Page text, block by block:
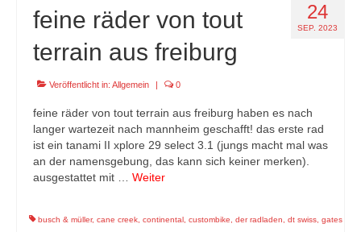
24
SEP. 2023
feine räder von tout
terrain aus freiburg
Veröffentlicht in: Allgemein 0
feine räder von tout terrain aus freiburg haben es nach
langer wartezeit nach mannheim geschafft! das erste rad
ist ein tanami II xplore 29 select 3.1 (jungs macht mal was
an der namensgebung, das kann sich keiner merken).
ausgestattet mit … Weiter
busch & müller, cane creek, continental, custombike, der radladen, dt swiss, gates